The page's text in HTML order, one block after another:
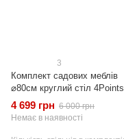
3
Комплект садових меблів
⌀80см круглий стіл 4Points
ARTE-4, Сірий
4 699 грн 6 000 грн
Немає в наявності